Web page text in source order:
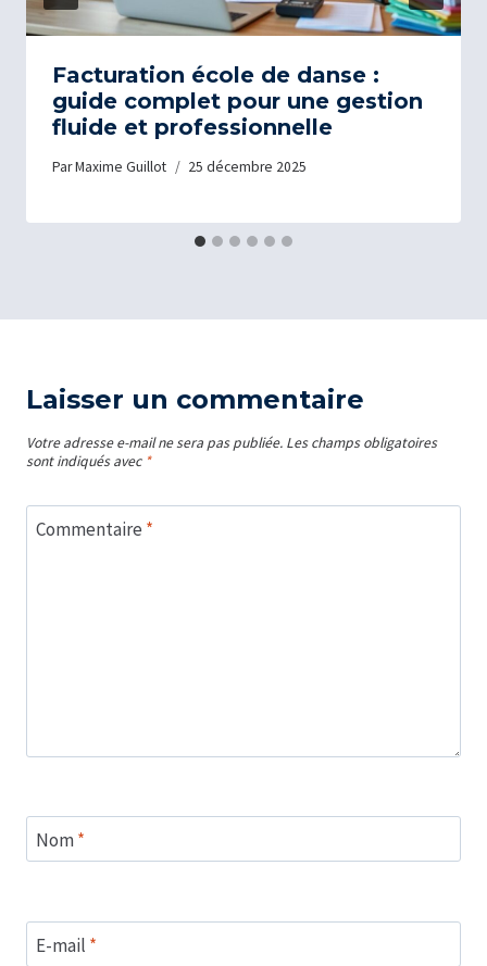
Facturation école de danse :
guide complet pour une gestion
fluide et professionnelle
ParMaxime Guillot 25 décembre 2025
Laisser un commentaire
Votre adresse e-mail ne sera pas publiée. Les champs obligatoires
sont indiqués avec *
Commentaire *
Nom*
E-mail *